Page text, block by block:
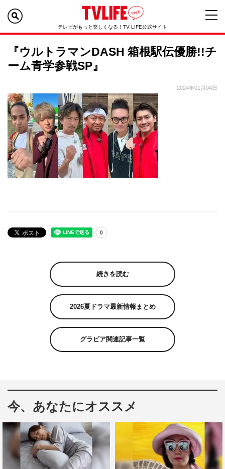
テレビがもっと楽しくなる！TV LIFE公式サイト
『ウルトラマンDASH 箱根駅伝優勝!!チ
ーム青学参戦SP』
2024年01月04日
続きを読む
2026夏ドラマ最新情報まとめ
グラビア関連記事一覧
今、あなたにオススメ